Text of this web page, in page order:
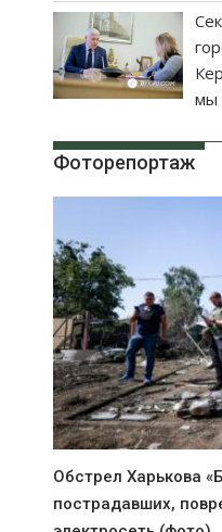
мы
Фоторепортаж
Обстрел Харькова
пострадавших,